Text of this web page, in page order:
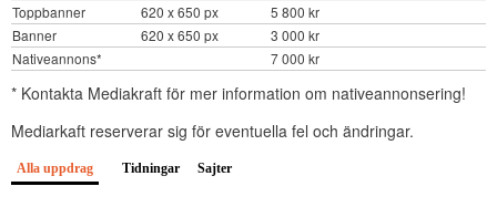
Toppbanner
620 x 650 px
5 800 kr
Banner
620 x 650 px
3 000 kr
Nativeannons*
7 000 kr
* Kontakta Mediakraft för mer information om nativeannonsering!
Mediarkaft reserverar sig för eventuella fel och ändringar.
Alla uppdrag (aktiv flik)
Tidningar Sajter